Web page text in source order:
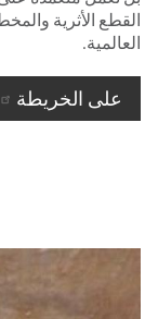
القطع الأثرية
العالمية.
على الخريطة